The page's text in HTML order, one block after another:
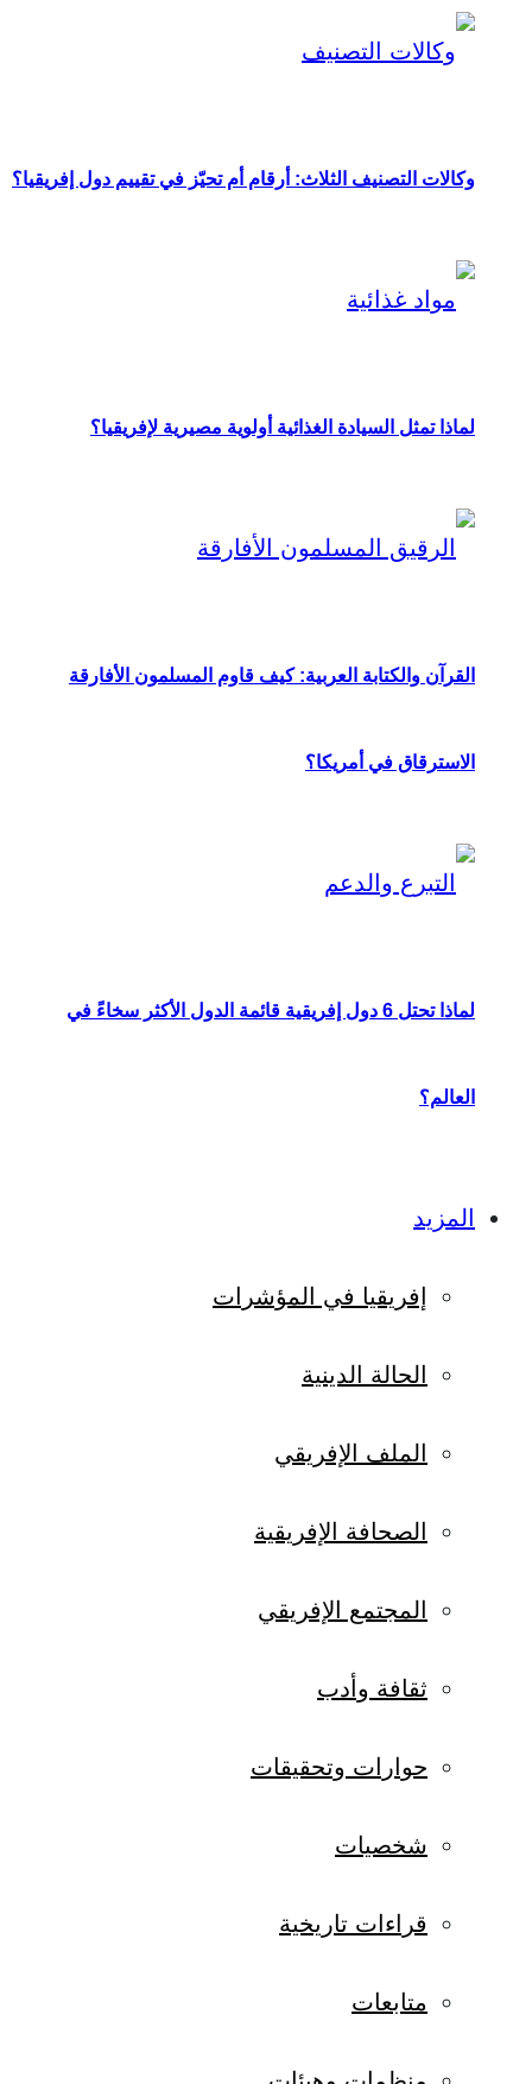
وكالات التصنيف الثلاث: أرقام أم تحيّز في تقييم دول إفريقيا؟
لماذا تمثل السيادة الغذائية أولوية مصيرية لإفريقيا؟
القرآن والكتابة العربية: كيف قاوم المسلمون الأفارقة
الاسترقاق في أمريكا؟
لماذا تحتل 6 دول إفريقية قائمة الدول الأكثر سخاءً في
العالم؟
المزيد
إفريقيا في المؤشرات
الحالة الدينية
الملف الإفريقي
الصحافة الإفريقية
المجتمع الإفريقي
ثقافة وأدب
حوارات وتحقيقات
شخصيات
قراءات تاريخية
متابعات